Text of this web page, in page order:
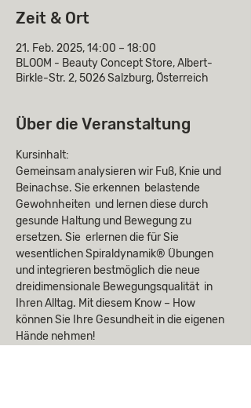
Zeit & Ort
21. Feb. 2025, 14:00 – 18:00
BLOOM - Beauty Concept Store, Albert-
Birkle-Str. 2, 5026 Salzburg, Österreich
Über die Veranstaltung
Kursinhalt:
Gemeinsam analysieren wir Fuß, Knie und
Beinachse. Sie erkennen  belastende
Gewohnheiten  und lernen diese durch
gesunde Haltung und Bewegung zu
ersetzen. Sie  erlernen die für Sie
wesentlichen Spiraldynamik® Übungen
und integrieren bestmöglich die neue
dreidimensionale Bewegungsqualität  in
Ihren Alltag. Mit diesem Know – How
können Sie Ihre Gesundheit in die eigenen
Hände nehmen!